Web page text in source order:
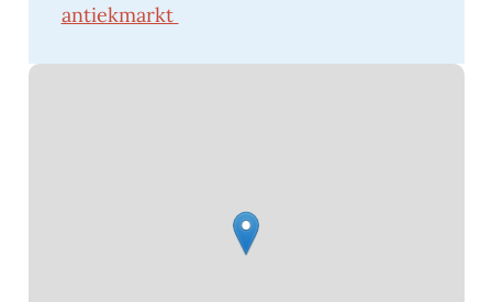
antiekmarkt
Stratenplan